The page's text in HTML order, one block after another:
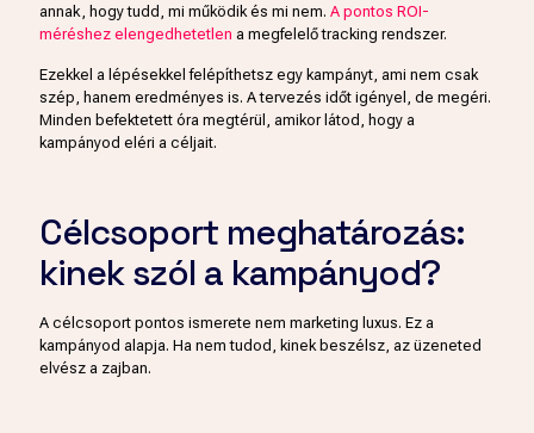
annak, hogy tudd, mi működik és mi nem. A pontos ROI-
méréshez elengedhetetlen a megfelelő tracking rendszer.
Ezekkel a lépésekkel felépíthetsz egy kampányt, ami nem csak
szép, hanem eredményes is. A tervezés időt igényel, de megéri.
Minden befektetett óra megtérül, amikor látod, hogy a
kampányod eléri a céljait.
Célcsoport meghatározás:
kinek szól a kampányod?
A célcsoport pontos ismerete nem marketing luxus. Ez a
kampányod alapja. Ha nem tudod, kinek beszélsz, az üzeneted
elvész a zajban.